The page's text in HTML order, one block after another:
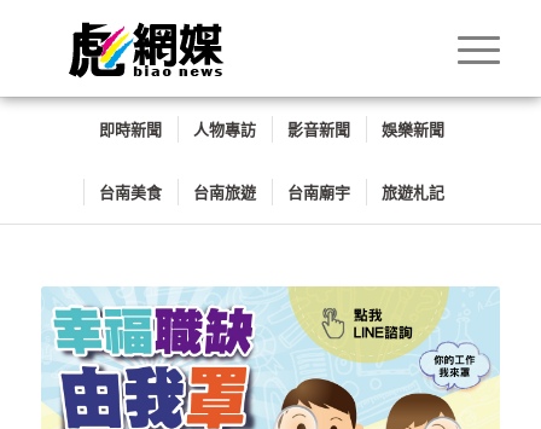
即時新聞 人物專訪 影音新聞 娛樂新聞
台南美食 台南旅遊 台南廟宇 旅遊札記